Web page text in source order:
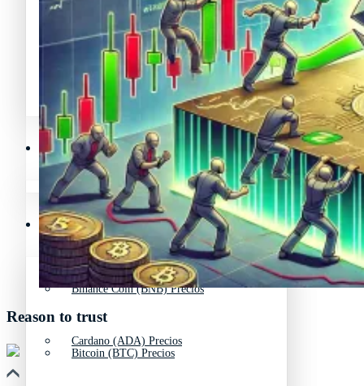
Avalanche Noticias (AVAX)
Polygon Noticias (MATIC)
Crypto Prices
Binance Coin (BNB) Precios
Bitcoin (BTC) Precios
Cardano (ADA) Precios
Litecoin Noticias (LTC)
Avalanche Noticias (AVAX)
Polygon Noticias (MATIC)
Crypto Prices
Binance Coin (BNB) Precios
Bitcoin (BTC) Precios
Reason to trust